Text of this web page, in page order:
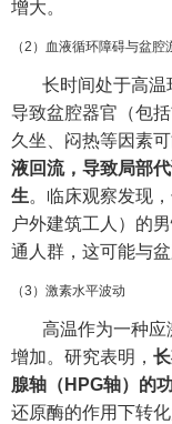
增大。
（2）血液循环障碍与盆腔
长时间处于高温
导致盆腔器官（包
久坐、闷热等因素
液回流，导致局部
生。临床观察发现
户外建筑工人）的
通人群，这可能与
（3）激素水平波动
高温作为一种
增加。研究表明，
腺轴（HPG轴）的
还原酶的作用下转